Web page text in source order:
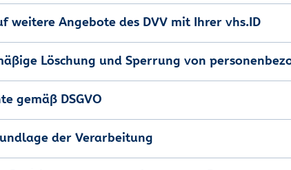
weitere Angebote des DVV mit Ihrer vhs.ID
Löschung und Sperrung von
gemäß DSGVO
der Verarbeitung